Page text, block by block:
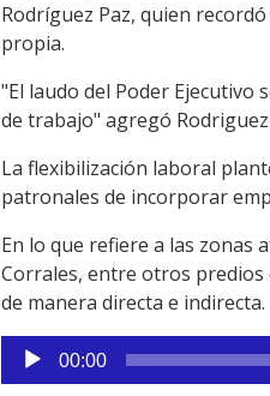
Rodríguez Paz, quien
propia.
"El laudo del Poder Ejecutivo
de trabajo" agregó
La flexibilización laboral
patronales de incorporar
En lo que refiere a las zonas
Corrales, entre otros predios
de manera directa e indirecta.
Reproductor
de
00:00